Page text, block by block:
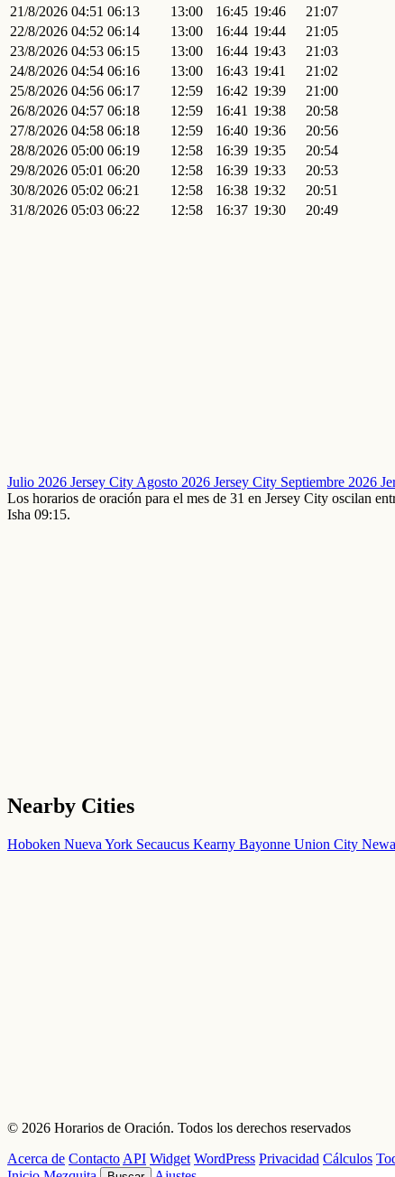
21/8/2026 04:51 06:13 13:00 16:45 19:46
21:07
22/8/2026 04:52 06:14 13:00 16:44 19:44
21:05
23/8/2026 04:53 06:15 13:00 16:44 19:43
21:03
24/8/2026 04:54 06:16 13:00 16:43 19:41
21:02
25/8/2026 04:56 06:17 12:59 16:42 19:39
21:00
26/8/2026 04:57 06:18 12:59 16:41 19:38
20:58
27/8/2026 04:58 06:18 12:59 16:40 19:36
20:56
28/8/2026 05:00 06:19 12:58 16:39 19:35
20:54
29/8/2026 05:01 06:20 12:58 16:39 19:33
20:53
30/8/2026 05:02 06:21 12:58 16:38 19:32
20:51
31/8/2026 05:03 06:22 12:58 16:37 19:30 20:49
Julio 2026 Jersey City Agosto 2026 Jersey City Septiembre 2026
Los horarios de oración para el mes de 31 en Jersey City oscilan
Isha 09:15.
Nearby Cities
Hoboken Nueva York Secaucus Kearny Bayonne Union City
© 2026 Horarios de Oración. Todos los derechos reservados
Acerca de Contacto API Widget WordPress Privacidad Cálculos